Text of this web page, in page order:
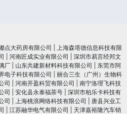
点大药房有限公司
上海森塔德信息科技有限
河南匠成实业有限公司
深圳市易言经邦文
厂 山东共建新材料科技有限公司
东莞市阿
电子科技有限公司
丽合三生（广州）生物科
司 河南开盈科贸有限公司
南宁洛理飞科技
司 安化县永泰福茶号
深圳市柏乐卡科技有
司 上海桃浪网络科技有限公司
唐县兴业工
江苏融华电气有限公司
天津嘉裕隆汽车销